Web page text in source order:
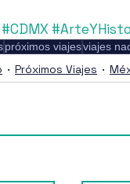
#CDMX
próximos viajesviajes
Próximos Viajes